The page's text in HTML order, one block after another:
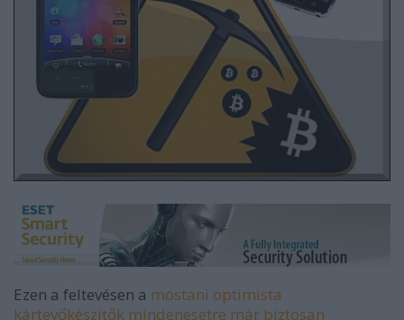
Ezen a feltevésen a mostani optimista
kártevőkészítők mindenesetre már biztosan